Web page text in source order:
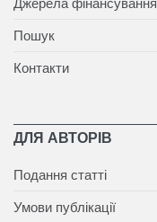
Джерела фінансування
Пошук
Контакти
ДЛЯ АВТОРІВ
Подання статті
Умови публікації